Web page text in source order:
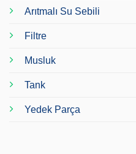
Arıtmalı Su Sebili
Filtre
Musluk
Tank
Yedek Parça